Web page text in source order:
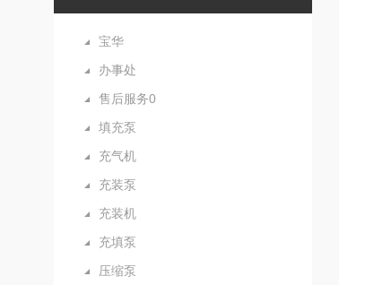
宝华
办事处
售后服务0
填充泵
充气机
充装泵
充装机
充填泵
压缩泵